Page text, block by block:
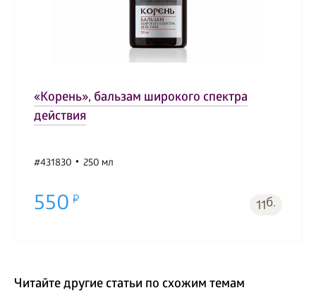
«Корень», бальзам широкого спектра
действия
#431830 250 мл
550 11б.
Читайте другие статьи по схожим темам